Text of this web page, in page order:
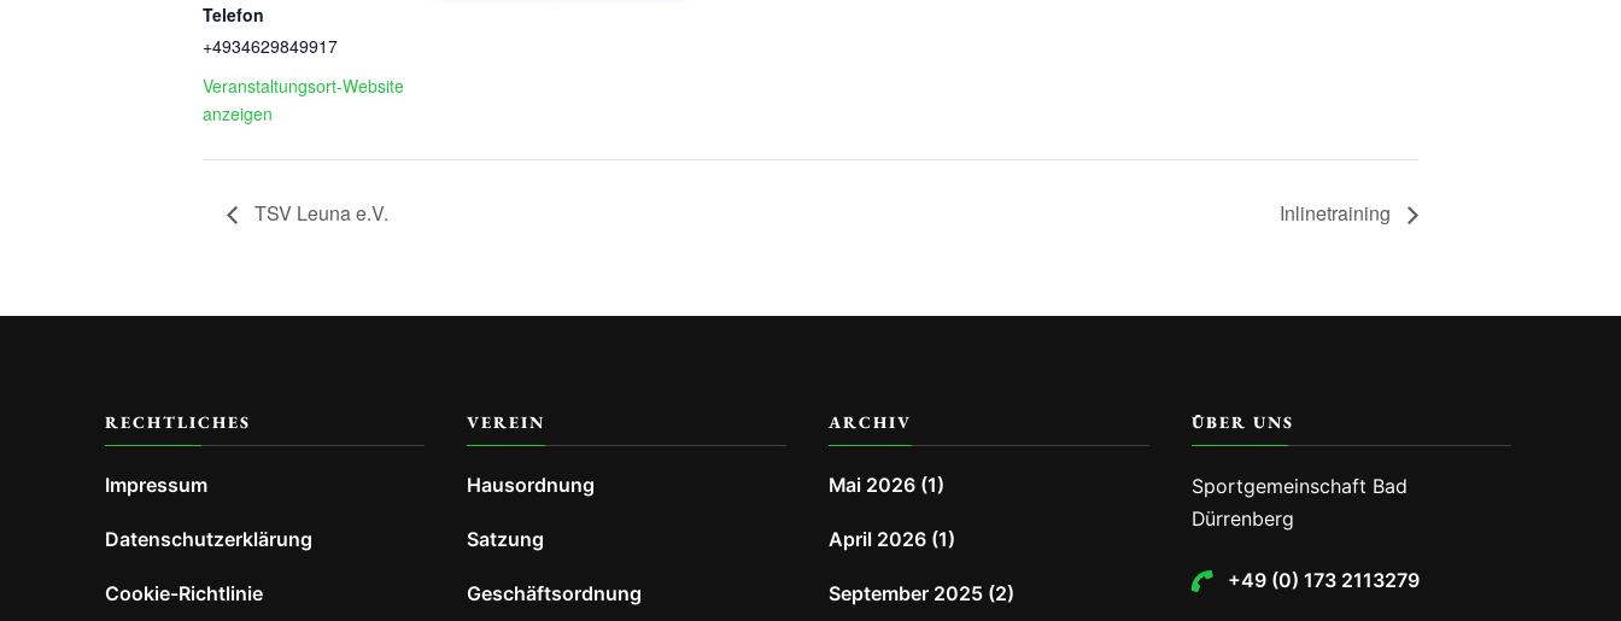
Telefon
+4934629849917
Veranstaltungsort-Website
anzeigen
TSV Leuna e.V. Inlinetraining
RECHTLICHES
Impressum
Datenschutzerklärung
Cookie-Richtlinie
VEREIN
Hausordnung
Satzung
Geschäftsordnung
ARCHIV
Mai 2026 (1)
April 2026 (1)
September 2025 (2)
ÜBER UNS
Sportgemeinschaft Bad
Dürrenberg
+49 (0) 173 2113279